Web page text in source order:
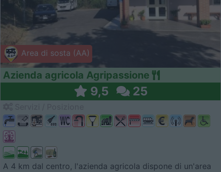
Area di sosta (AA)
Azienda agricola Agripassione
9,5 25
A 4 km dal centro, l'azienda agricola dispone di un'area